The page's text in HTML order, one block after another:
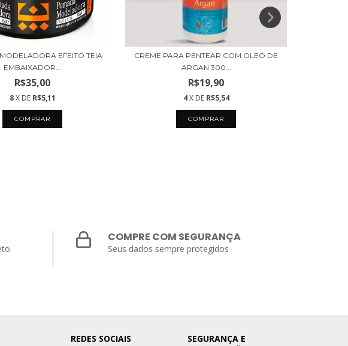
EFEITO TEIA
EMBAIXADOR...
R$35,00
8 X DE R$5,11
CREME PARA PENTEAR COM OLEO DE
ARGAN 300...
R$19,90
4 X DE R$5,54
COMPRE COM SEGURANÇA
Seus dados sempre protegidos
REDES SOCIAIS
SEGURANÇA E